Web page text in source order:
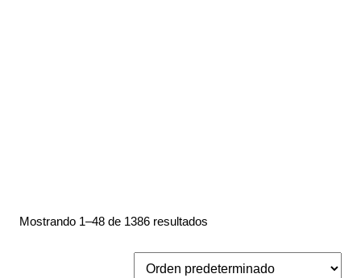
Mostrando 1–48 de 1386 resultados